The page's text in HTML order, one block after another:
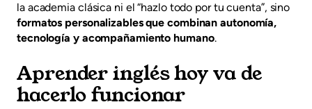
la academia clásica ni el “hazlo todo por tu cuenta”, sino
formatos personalizables que combinan autonomía,
tecnología y acompañamiento humano.
Aprender inglés hoy va de
hacerlo funcionar